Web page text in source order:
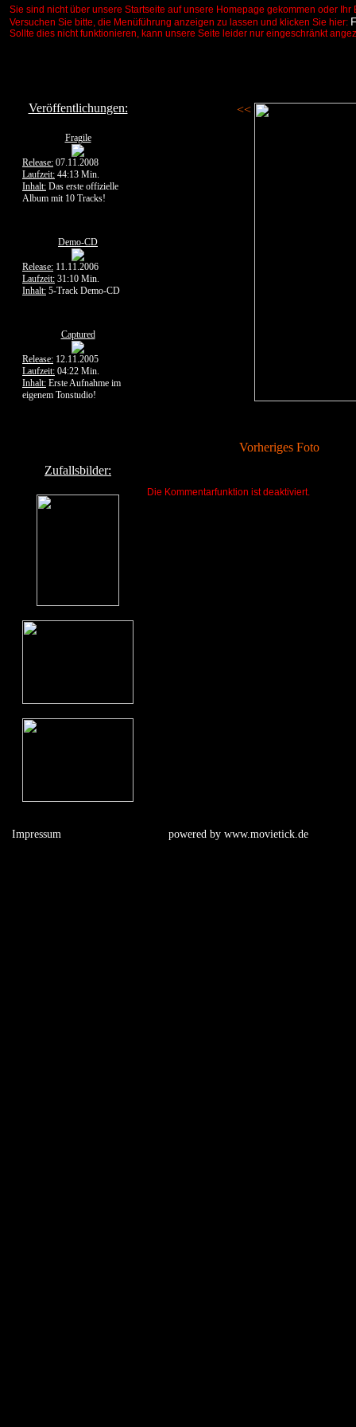
Sie sind nicht über unsere Startseite auf unsere Homepage gekommen oder
Versuchen Sie bitte, die Menüführung anzeigen zu lassen und klicken Sie hier:
Sollte dies nicht funktionieren, kann unsere Seite leider nur eingeschränkt
Veröffentlichungen:
Fragile
Release: 07.11.2008
Laufzeit: 44:13 Min.
Inhalt: Das erste offizielle
Album mit 10 Tracks!
Demo-CD
Release: 11.11.2006
Laufzeit: 31:10 Min.
Inhalt: 5-Track Demo-CD
Captured
Release: 12.11.2005
Laufzeit: 04:22 Min.
Inhalt: Erste Aufnahme im
eigenem Tonstudio!
Zufallsbilder:
<<
Vorheriges Foto
Die Kommentarfunktion ist deaktiviert.
Impressum powered by www.movietick.de